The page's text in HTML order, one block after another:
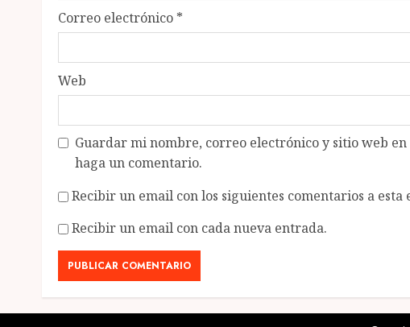
Correo electrónico *
Web
Guardar mi nombre, correo electrónico y sitio web
haga un comentario.
Recibir un email con los siguientes comentarios a esta
Recibir un email con cada nueva entrada.